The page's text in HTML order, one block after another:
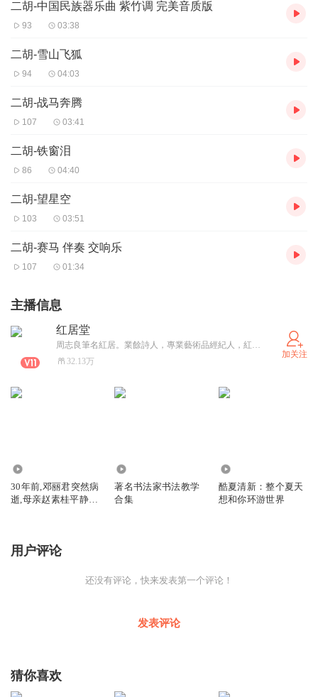
二胡-中国民族器乐曲 紫竹调 完美音质版
93 03:38
二胡-雪山飞狐
94 04:03
二胡-战马奔腾
107 03:41
二胡-铁窗泪
86 04:40
二胡-望星空
103 03:51
二胡-赛马 伴奏 交响乐
107 01:34
主播信息
红居堂
周志良筆名紅居。業餘詩人，專業藝術品經紀人，紅居堂畫廊创办人，大相艺术研究机构秘书长，博寶網書畫鑒定師，遠方文博鑒定師，金亮拍卖公司首席鉴定师。地址：天津市古文化街古玩城4单元2-8电话：18822284684/13072267698
32.13万
加关注
30年前,邓丽君突然病
逝,母亲赵素桂平静地
著名书法家书法教学
合集
酷夏清新：整个夏天
想和你环游世界
用户评论
还没有评论，快来发表第一个评论！
发表评论
猜你喜欢